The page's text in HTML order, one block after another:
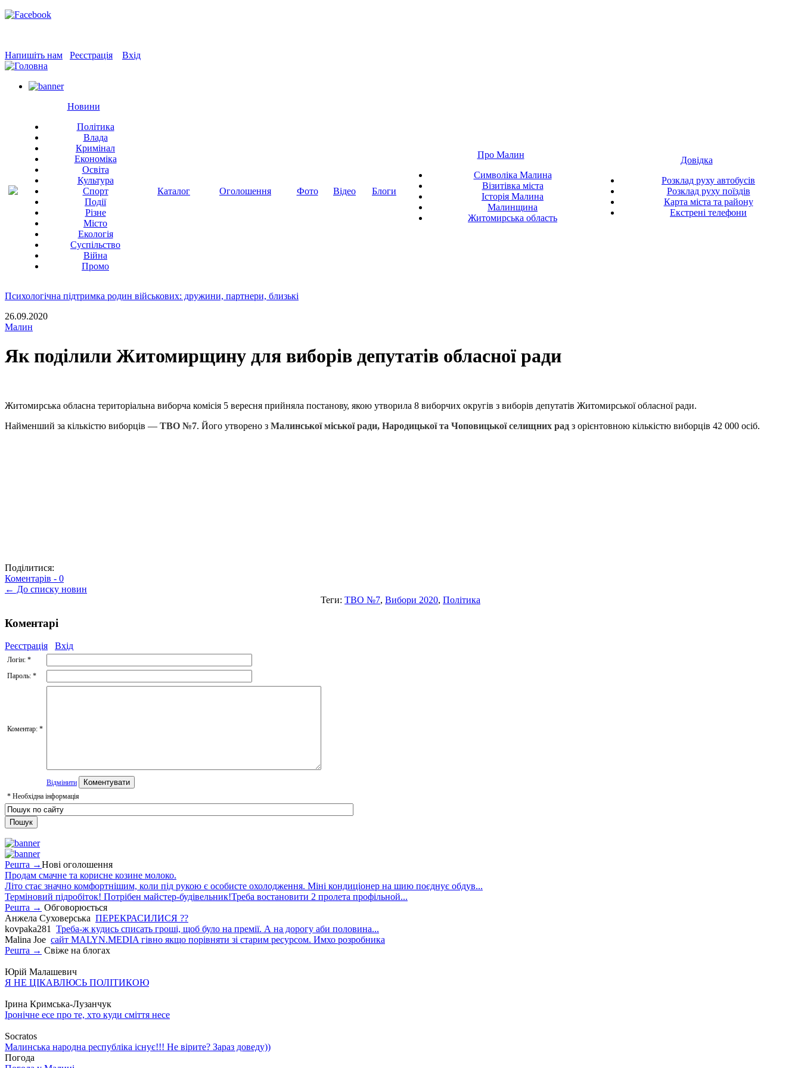
Напишіть нам Реєстрація Вхід
Новини
Політика
Влада
Кримінал
Економіка
Освіта
Культура
Спорт
Події
Різне
Місто
Екологія
Суспільство
Війна
Промо
Каталог Оголошення Фото Відео Блоги
Про Малин
Символіка Малина
Візитівка міста
Історія Малина
Малинщина
Житомирська область
Довідка
Розклад руху автобусів
Розклад руху поїздів
Карта міста та району
Екстрені телефони
Психологічна підтримка родин військових: дружини, партнери, близькі
26.09.2020
Малин
Як поділили Житомирщину для виборів депутатів обласної ради
Житомирська обласна територіальна виборча комісія 5 вересня прийняла постанову, якою утворила 8 виборчих округів з виборів депутатів Житомирської обласної ради.
Найменший за кількістю виборців — ТВО №7. Його утворено з Малинської міської ради, Народицької та Чоповицької селищних рад з орієнтовною кількістю виборців 42 000 осіб.
Поділитися:
Коментарів - 0
← До списку новин
Теги: ТВО №7, Вибори 2020, Політика
Коментарі
Реєстрація Вхід
Логін: *
Пароль: *
Коментар: *
Відмінити
* Необхідна інформація
Решта →Нові оголошення
Продам смачне та корисне козине молоко.
Літо стає значно комфортнішим, коли під рукою є особисте охолодження. Міні кондиціонер на шию поєднує обдув...
Терміновий підробіток! Потрібен майстер-будівельник!Треба востановити 2 пролета профільной...
Решта → Обговорюється
Анжела Суховерська ПЕРЕКРАСИЛИСЯ ??
kovpaka281
Треба-ж кудись списать гроші, щоб було на премії. А на дорогу аби половина...
Malina Joe сайт MALYN.MEDIA гiвно якщо порiвняти зi старим ресурсом. Имхо розробника
Решта → Свіже на блогах
Юрій Малашевич
Я НЕ ЦІКАВЛЮСЬ ПОЛІТИКОЮ
Ірина Кримська-Лузанчук
Іронічне есе про те, хто куди сміття несе
Socratos
Малинська народна республіка існує!!! Не вірите? Зараз доведу))
Погода